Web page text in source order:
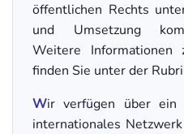
öffentlichen Rechts
und Umsetzung
Weitere Informationen
finden Sie unter der
Wir verfügen über ein
internationales